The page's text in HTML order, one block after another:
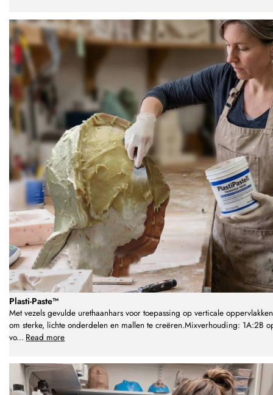
Plasti-Paste™
Met vezels gevulde urethaanhars voor toepassing op verticale oppervlakken
om sterke, lichte onderdelen en mallen te creëren.Mixverhouding: 1A:2B
vo... Read more